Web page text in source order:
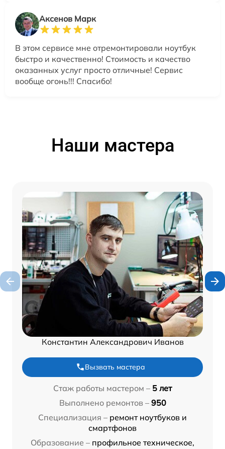
Аксенов Марк
В этом сервисе мне отремонтировали ноутбук
быстро и качественно! Стоимость и качество
оказанных услуг просто отличные! Сервис
вообще огонь!!! Спасибо!
Наши мастера
Константин Александрович Иванов
Вызвать мастера
Стаж работы мастером – 5 лет
Выполнено ремонтов – 950
Специализация – ремонт ноутбуков и
смартфонов
Образование – профильное техническое,